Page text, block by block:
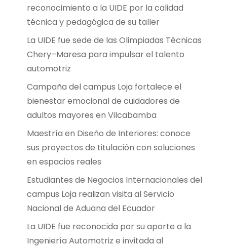
reconocimiento a la UIDE por la calidad
técnica y pedagógica de su taller
La UIDE fue sede de las Olimpiadas Técnicas
Chery–Maresa para impulsar el talento
automotriz
Campaña del campus Loja fortalece el
bienestar emocional de cuidadores de
adultos mayores en Vilcabamba
Maestría en Diseño de Interiores: conoce
sus proyectos de titulación con soluciones
en espacios reales
Estudiantes de Negocios Internacionales del
campus Loja realizan visita al Servicio
Nacional de Aduana del Ecuador
La UIDE fue reconocida por su aporte a la
Ingeniería Automotriz e invitada al